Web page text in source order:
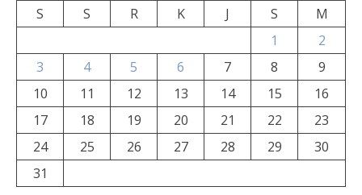
S
S R K J S
M
1
2
3
4 5 6 7 8
9
10
11 12 13 14 15
16
17
18 19 20 21 22
23
24
25 26 27 28 29
30
31